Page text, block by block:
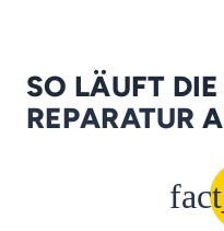
SO LÄUFT DIE
REPARATUR